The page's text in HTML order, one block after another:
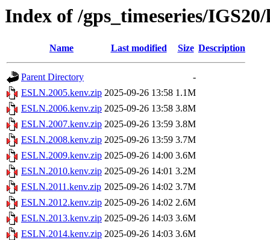
Index of /gps_timeseries/
Name Last modified Size Description
Parent Directory
-
ESLN.2005.kenv.zip 2025-09-26 13:58 1.1M
ESLN.2006.kenv.zip 2025-09-26 13:58 3.8M
ESLN.2007.kenv.zip 2025-09-26 13:59 3.8M
ESLN.2008.kenv.zip 2025-09-26 13:59 3.7M
ESLN.2009.kenv.zip 2025-09-26 14:00 3.6M
ESLN.2010.kenv.zip 2025-09-26 14:01 3.2M
ESLN.2011.kenv.zip 2025-09-26 14:02 3.7M
ESLN.2012.kenv.zip 2025-09-26 14:02 2.6M
ESLN.2013.kenv.zip 2025-09-26 14:03 3.6M
ESLN.2014.kenv.zip 2025-09-26 14:03 3.6M